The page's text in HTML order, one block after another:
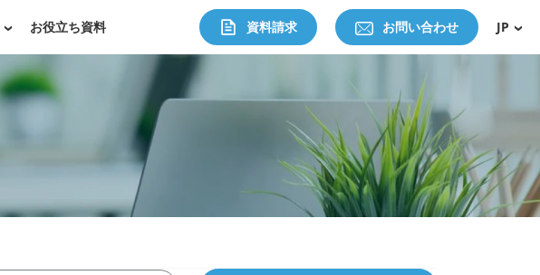
お役立ち資料 JP
資料請求 お問い合わせ